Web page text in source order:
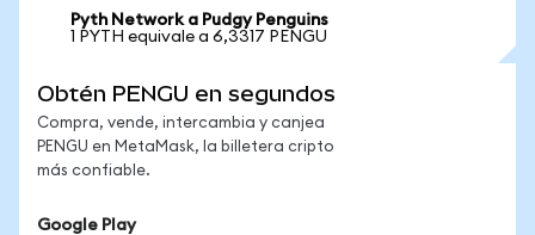
Pyth Network a Pudgy Penguins
1 PYTH equivale a 6,3317 PENGU
Obtén PENGU en segundos
Compra, vende, intercambia y canjea
PENGU en MetaMask, la billetera cripto
más confiable.
Google Play